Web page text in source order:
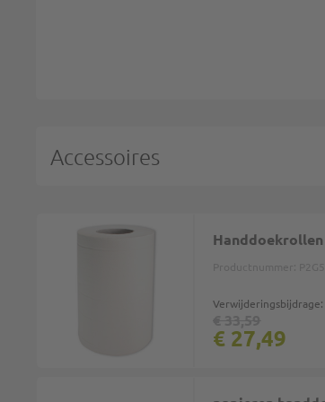
Accessoires
Verwijderingsbijdrage:
€ 27,49
€ 33,59